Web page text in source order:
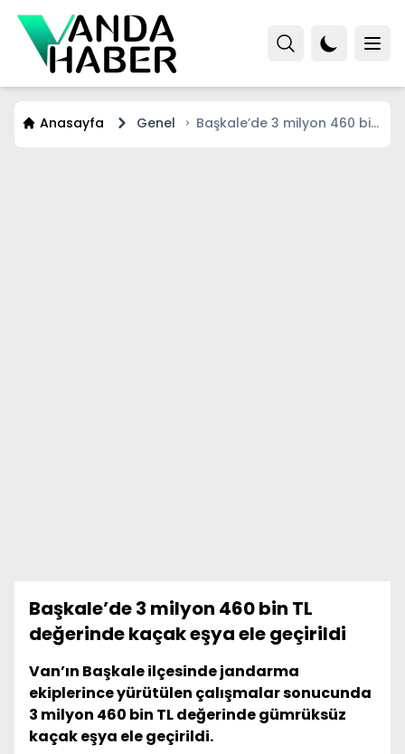
Anasayfa Genel
Başkale’de 3 milyon 460 bin
Başkale’de 3 milyon 460 bin TL
değerinde kaçak eşya ele geçirildi
Van’ın Başkale ilçesinde jandarma
ekiplerince yürütülen çalışmalar sonucunda
3 milyon 460 bin TL değerinde gümrüksüz
kaçak eşya ele geçirildi.